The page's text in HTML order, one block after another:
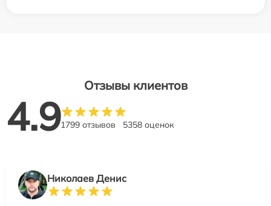
Отзывы клиентов
4.91799 отзывов 5358 оценок
Николаев Денис